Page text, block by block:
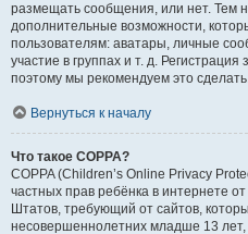
размещать сообщения, или нет. Тем
дополнительные возможности,
пользователям: аватары, личные
участие в группах и т. д. Регистрация
поэтому мы рекомендуем это
Вернуться к началу
Что такое COPPA?
COPPA (Children’s Online Privacy
частных прав ребёнка в интернете
Штатов, требующий от сайтов,
несовершеннолетних младше 13 лет,